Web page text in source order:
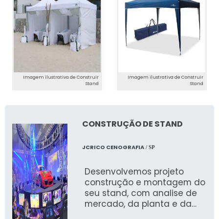
Nossa cenografia para festas juninas traz a
tradição e a alegria deste evento para
qualquer espaço, com soluções criativas e
personalizadas.
Personalização de Stands para
Experiências Únicas
permitindo que cada cliente tenha um
espaço único que se destaque e crie uma
experiência memorável para os visitantes.
CONSULTORIA E
PLANEJAMENTO
ESTRATÉGICO DE EVENTOS
Imagem ilustrativa de Construir
Stand
Imagem ilustrativa de Construir
Stand
CONSTRUÇÃO DE STAND
JCRICO CENOGRAFIA/ SP
Desenvolvemos projeto
construção e montagem do
seu stand, com analise de
mercado, da planta e da